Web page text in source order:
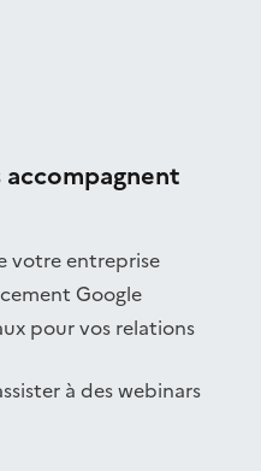
accompagnent
votre entreprise
Google
pour vos relations
à des webinars